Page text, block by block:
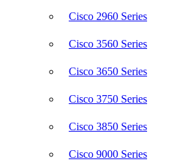
Cisco 2960 Series
Cisco 3560 Series
Cisco 3650 Series
Cisco 3750 Series
Cisco 3850 Series
Cisco 9000 Series